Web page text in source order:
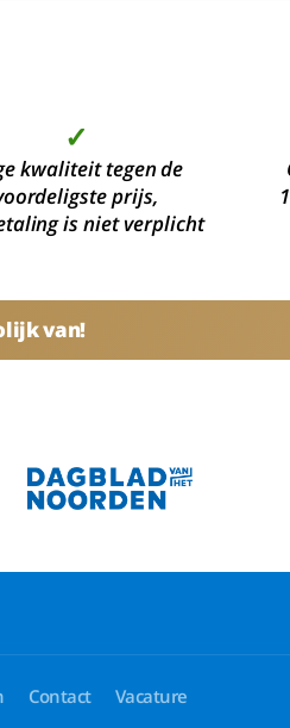
✓
kwaliteit tegen de
prijs,
is niet verplicht
van!
Contact Vacature